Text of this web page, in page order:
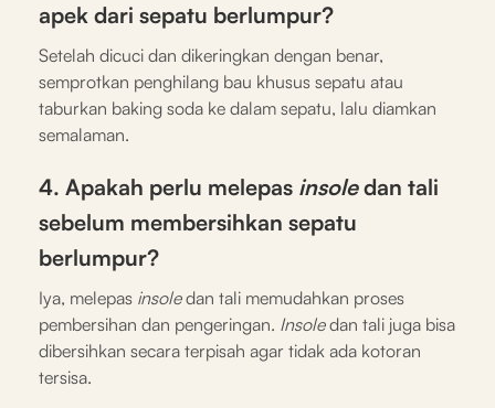
apek dari sepatu berlumpur?
Setelah dicuci dan dikeringkan dengan benar,
semprotkan penghilang bau khusus sepatu atau
taburkan baking soda ke dalam sepatu, lalu diamkan
semalaman.
4. Apakah perlu melepas insoledan tali
sebelum membersihkan sepatu
berlumpur?
Iya, melepas insoledan tali memudahkan proses
pembersihan dan pengeringan. Insoledan tali juga bisa
dibersihkan secara terpisah agar tidak ada kotoran
tersisa.